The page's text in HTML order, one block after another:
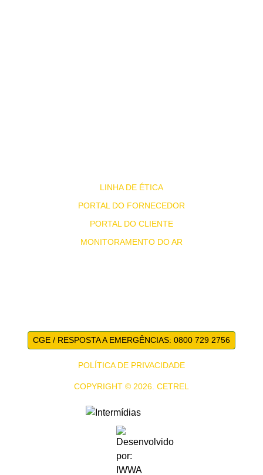
LINHA DE ÉTICA
PORTAL DO FORNECEDOR
PORTAL DO CLIENTE
MONITORAMENTO DO AR
CGE / RESPOSTA A EMERGÊNCIAS: 0800 729 2756
POLÍTICA DE PRIVACIDADE
COPYRIGHT © 2026. CETREL